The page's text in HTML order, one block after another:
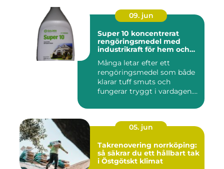
09. jun
Super 10 koncentrerat
rengöringsmedel med
industrikraft för hem och
Många letar efter ett
rengöringsmedel som både
klarar tuff smuts och
fungerar tryggt i vardagen.
05. jun
Takrenovering norrköping:
så säkrar du ett hållbart tak
i Östgötskt klimat